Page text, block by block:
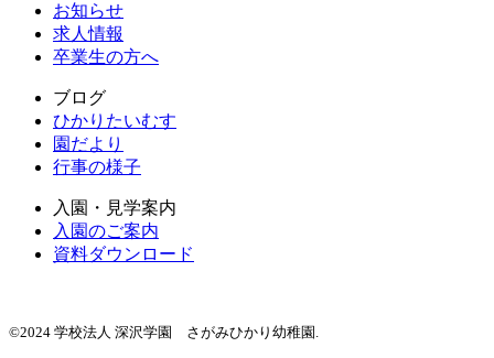
お知らせ
求人情報
卒業生の方へ
ブログ
ひかりたいむす
園だより
行事の様子
入園・見学案内
入園のご案内
資料ダウンロード
©2024 学校法人 深沢学園 さがみひかり幼稚園.